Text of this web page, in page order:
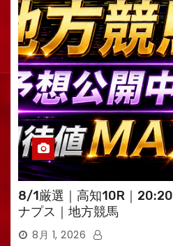
8/1厳選｜高知10R｜
ナプス｜地方競馬
8月 1, 2026